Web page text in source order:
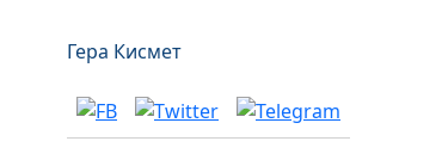
Гера Кисмет